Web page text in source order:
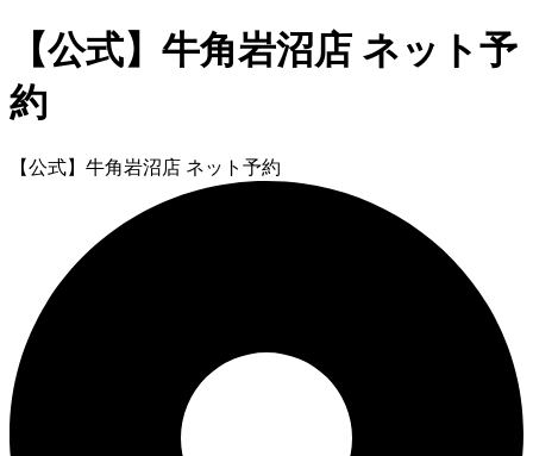
【公式】牛角岩沼店 ネット予
約
【公式】牛角岩沼店 ネット予約